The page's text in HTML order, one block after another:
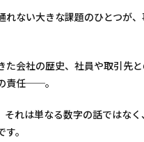
れない大きな課題のひとつが、
た会社の歴史、社員や取引先
責任──。
それは単なる数字の話ではなく
。